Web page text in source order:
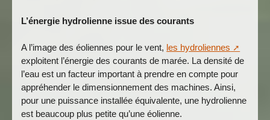
L’énergie hydrolienne issue des courants
A l’image des éoliennes pour le vent, les hydroliennes
exploitent l’énergie des courants de marée. La densité de
l’eau est un facteur important à prendre en compte pour
appréhender le dimensionnement des machines. Ainsi,
pour une puissance installée équivalente, une hydrolienne
est beaucoup plus petite qu’une éolienne.